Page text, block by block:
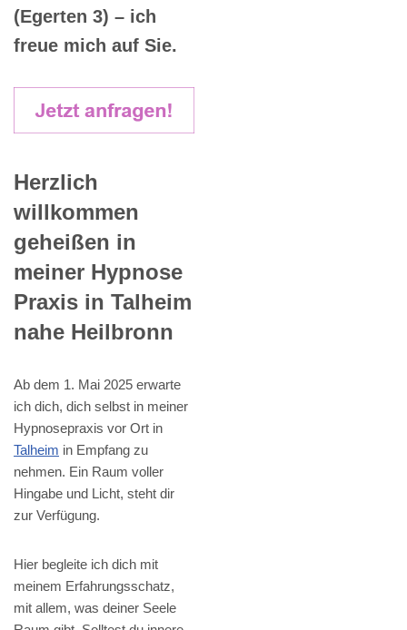
(Egerten 3) – ich
freue mich auf Sie.
Herzlich
willkommen
geheißen in
meiner Hypnose
Praxis in Talheim
nahe Heilbronn
Ab dem 1. Mai 2025 erwarte
ich dich, dich selbst in meiner
Hypnosepraxis vor Ort in
Talheim in Empfang zu
nehmen. Ein Raum voller
Hingabe und Licht, steht dir
zur Verfügung.
Hier begleite ich dich mit
meinem Erfahrungsschatz,
mit allem, was deiner Seele